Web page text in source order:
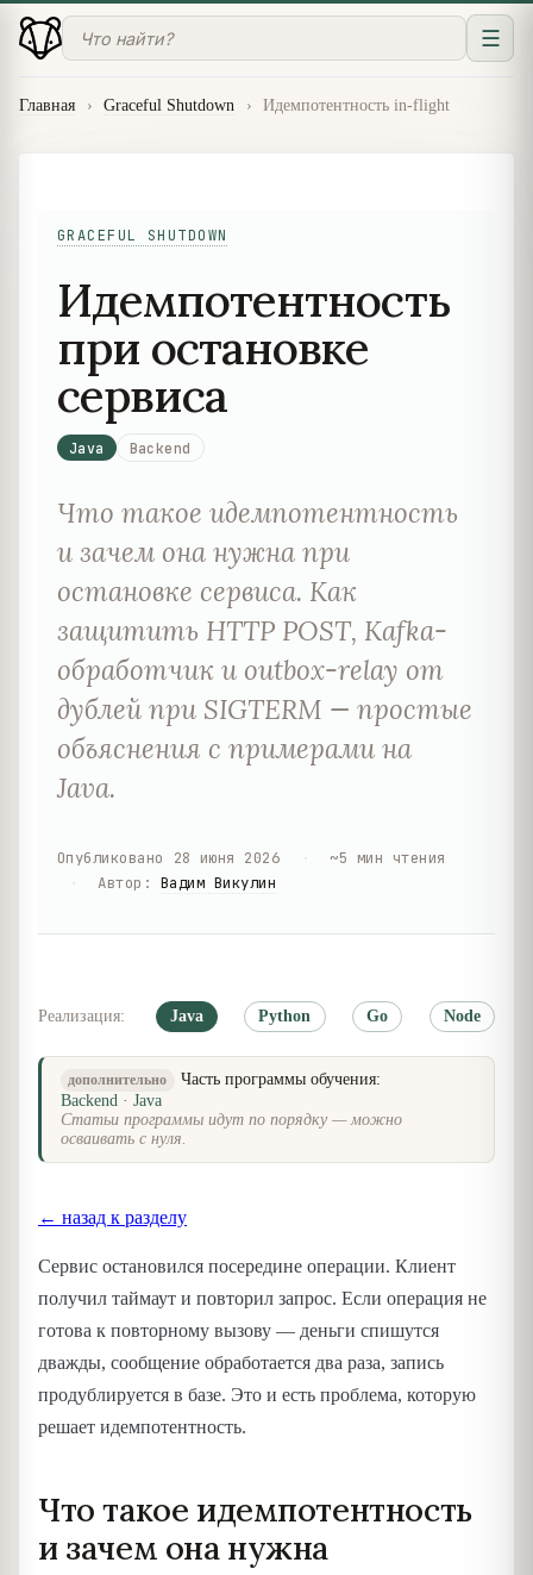
☰
Главная › Graceful Shutdown › Идемпотентность in-flight
GRACEFUL SHUTDOWN
Идемпотентность
при остановке
сервиса
Java Backend
Что такое идемпотентность
и зачем она нужна при
остановке сервиса. Как
защитить HTTP POST, Kafka-
обработчик и outbox-relay от
дублей при SIGTERM — простые
объяснения с примерами на
Java.
Опубликовано 28 июня 2026 ~5 мин чтения
Автор : Вадим Викулин
Реализация: Java Python Go Node
дополнительно
Часть программы обучения:
Backend · Java
Статьи программы идут по порядку — можно
осваивать с нуля.
← назад к разделу
Сервис остановился посередине операции. Клиент
получил таймаут и повторил запрос. Если операция не
готова к повторному вызову — деньги спишутся
дважды, сообщение обработается два раза, запись
продублируется в базе. Это и есть проблема, которую
решает идемпотентность.
Что такое идемпотентность
и зачем она нужна